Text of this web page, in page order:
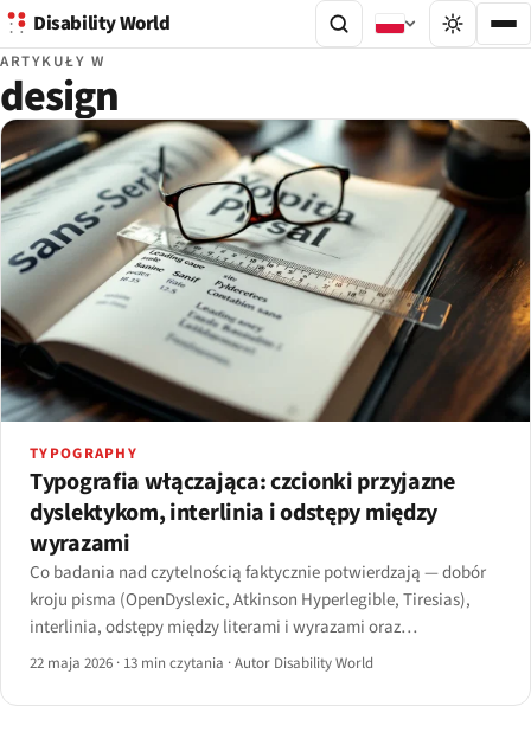
Disability World
ARTYKUŁY W
design
TYPOGRAPHY
Typografia włączająca: czcionki przyjazne
dyslektykom, interlinia i odstępy między
wyrazami
Co badania nad czytelnością faktycznie potwierdzają — dobór
kroju pisma (OpenDyslexic, Atkinson Hyperlegible, Tiresias),
interlinia, odstępy między literami i wyrazami oraz
niedoceniane czynniki: długość wiersza, wyrównanie tekstu i
22 maja 2026 · 13 min czytania ·Autor Disability World